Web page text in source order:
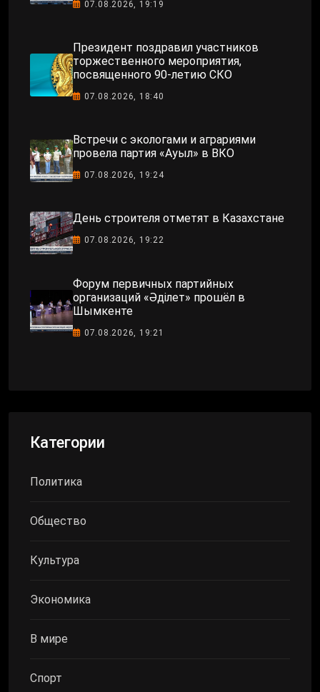
07.08.2026, 19:19
Президент поздравил участников
торжественного мероприятия,
посвященного 90-летию СКО
07.08.2026, 18:40
Встречи с экологами и аграриями
провела партия «Ауыл» в ВКО
07.08.2026, 19:24
День строителя отметят в Казахстане
07.08.2026, 19:22
Форум первичных партийных
организаций «Әділет» прошёл в
Шымкенте
07.08.2026, 19:21
Категории
Политика
Общество
Культура
Экономика
В мире
Спорт